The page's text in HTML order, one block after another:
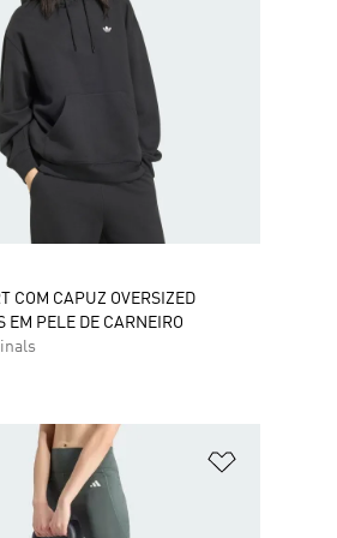
COM CAPUZ OVERSIZED
EM PELE DE CARNEIRO
de Desejos